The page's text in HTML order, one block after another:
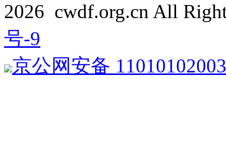
2026 cwdf.org.cn All
号-9
京公网安备